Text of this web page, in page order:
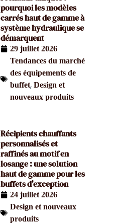
pourquoi les modèles
carrés haut de gamme à
système hydraulique se
démarquent
29 juillet 2026
Tendances du marché
des équipements de
buffet, Design et
nouveaux produits
Récipients chauffants
personnalisés et
raffinés au motif en
losange : une solution
haut de gamme pour les
buffets d'exception
24 juillet 2026
Design et nouveaux
produits